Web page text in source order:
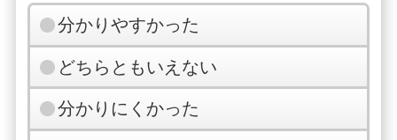
分かりやすかった
どちらともいえない
分かりにくかった